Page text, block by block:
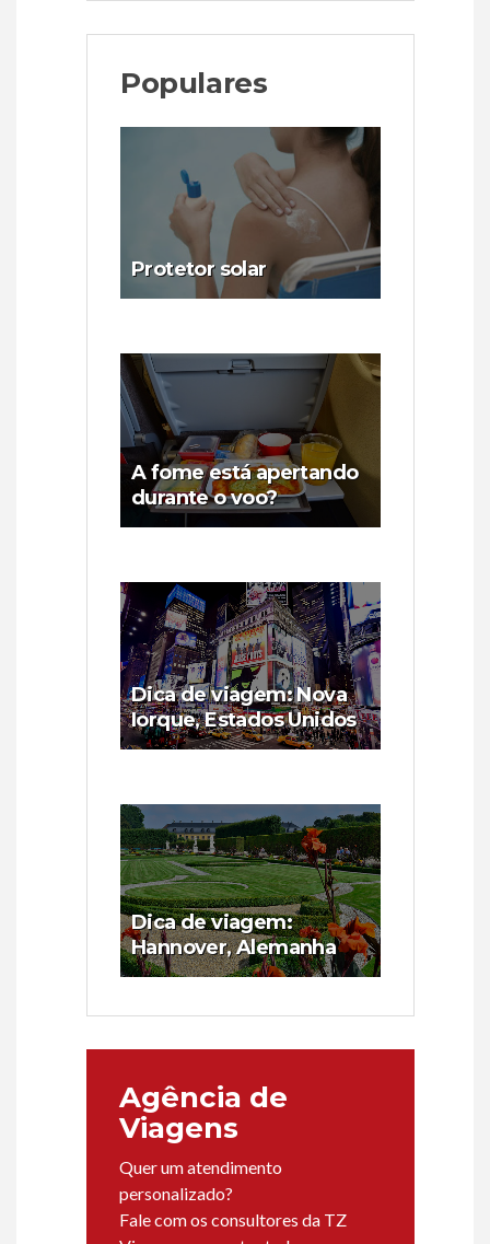
Populares
Protetor solar
A fome está apertando
durante o voo?
Dica de viagem: Nova
Iorque, Estados Unidos
Dica de viagem:
Hannover, Alemanha
Agência de
Viagens
Quer um atendimento
personalizado?
Fale com os consultores da TZ